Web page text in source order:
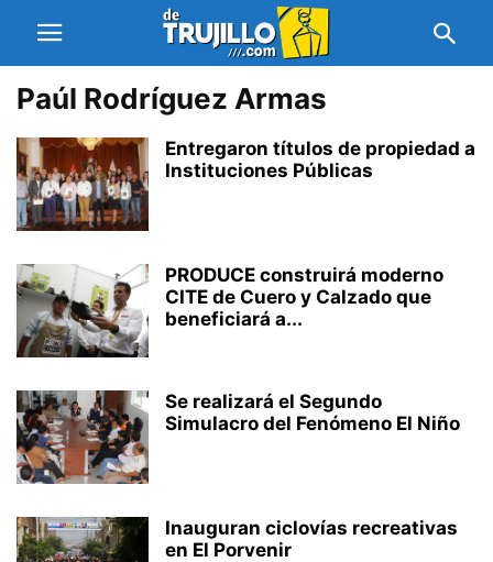
Paúl Rodríguez Armas
Entregaron títulos de propiedad a
Instituciones Públicas
PRODUCE construirá moderno
CITE de Cuero y Calzado que
beneficiará a...
Se realizará el Segundo
Simulacro del Fenómeno El Niño
Inauguran ciclovías recreativas
en El Porvenir